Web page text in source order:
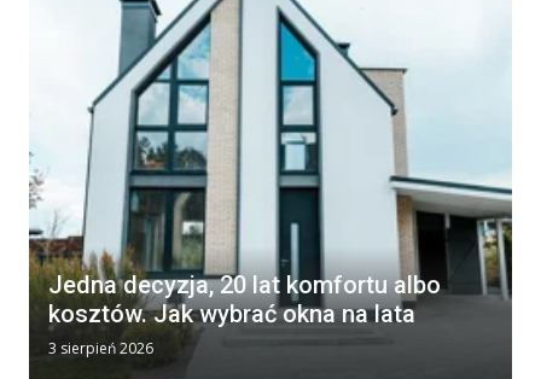
Jedna decyzja, 20 lat komfortu albo
kosztów. Jak wybrać okna na lata
3 sierpień 2026